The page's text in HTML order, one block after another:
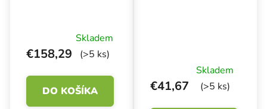
Skladem
(>5 ks)
€158,29
DO KOŠÍKA
Skladem
(>5 ks)
€41,67